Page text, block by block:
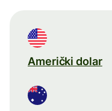
Američki dolar